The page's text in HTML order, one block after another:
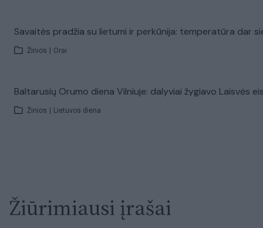
Savaitės pradžia su lietumi ir perkūnija: temperatūra dar
Žinios | Orai
Baltarusių Orumo diena Vilniuje: dalyviai žygiavo Laisvės
Žinios | Lietuvos diena
Žiūrimiausi įrašai